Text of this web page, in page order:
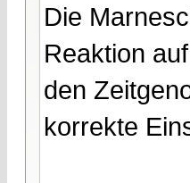
Die
Reaktion
den
korrekte